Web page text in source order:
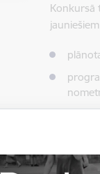
Konkursā